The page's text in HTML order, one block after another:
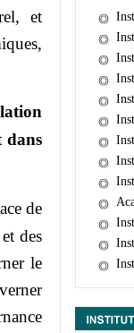
et
dans
de
des
le